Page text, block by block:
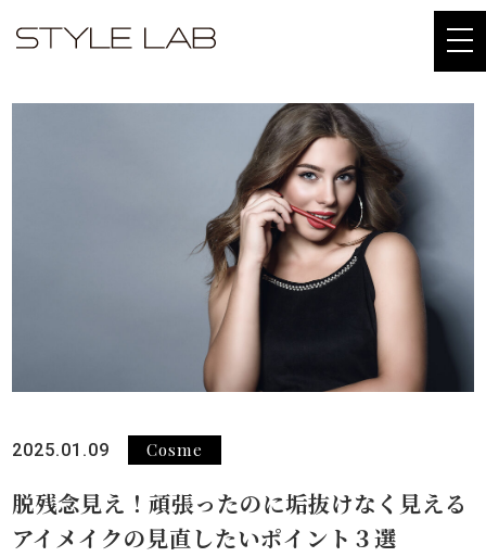
2025.01.09 Cosme
脱残念見え！頑張ったのに垢抜けなく見える
アイメイクの見直したいポイント３選